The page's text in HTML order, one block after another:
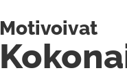
Motivoivat